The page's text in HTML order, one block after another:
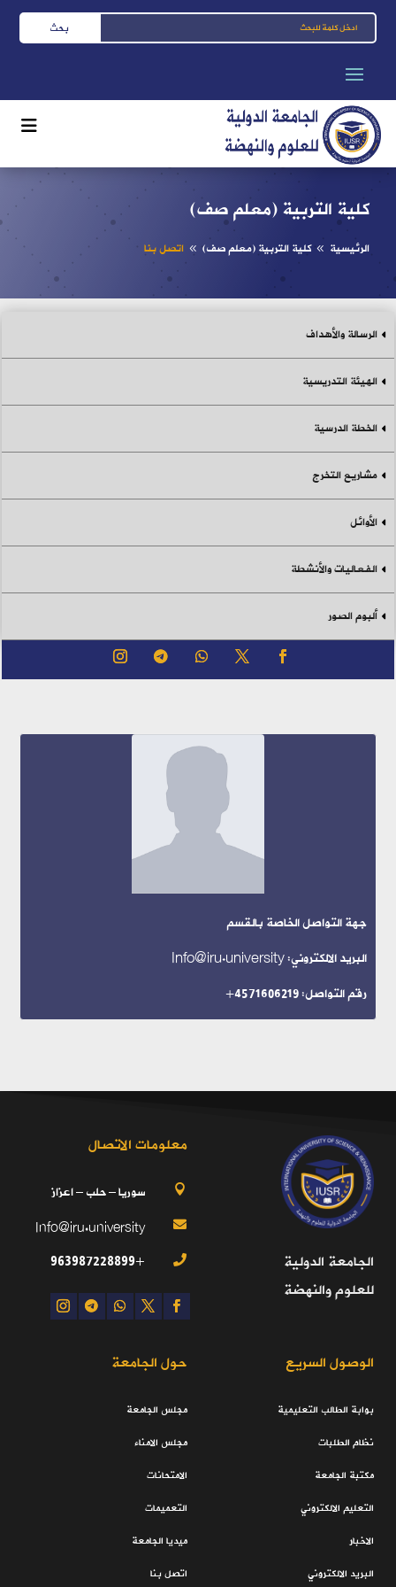
كلية التربية (معلم صف)
الرئيسية 8 كلية التربية (معلم صف) 8 اتصل بنا
جهة التواصل الخاصة بالقسم
البريد الالكتروني: Info@iru.university
رقم التواصل: 4571606219+
الرسالة والأهداف
الهيئة التدريسية
الخطة الدرسية
مشاريع التخرج
الأوائل
الفعاليات والأنشطة
ألبوم الصور
الجامعة الدولية
للعلوم والنهضة
معلومات الاتصال
 سوريا – حلب – اعزاز

Info@iru.university

+963987228899
الوصول السريع
بوابة الطالب التعليمية
نظام الطلبات
مكتبة الجامعة
التعليم الالكتروني
الاخبار
البريد الالكتروني
حول الجامعة
مجلس الجامعة
مجلس الامناء
الامتحانات
التعميمات
ميديا الجامعة
اتصل بنا